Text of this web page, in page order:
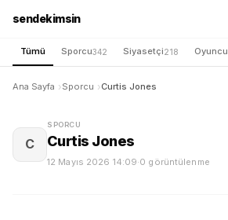
sendekimsin
Tümü Sporcu342 Siyasetçi218 Oyuncu
Ana Sayfa Sporcu Curtis Jones
C
SPORCU
Curtis Jones
12 Mayıs 2026 14:09·0 görüntülenme